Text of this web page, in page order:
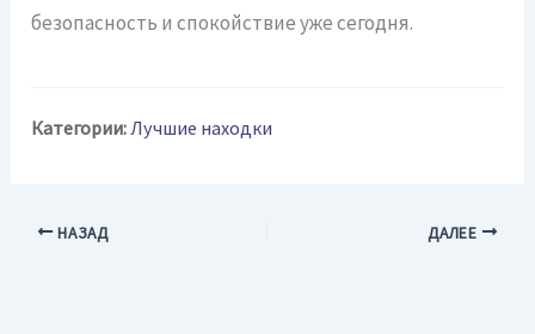
безопасность и спокойствие уже сегодня.
Категории:Лучшие находки
НАЗАД ДАЛЕЕ